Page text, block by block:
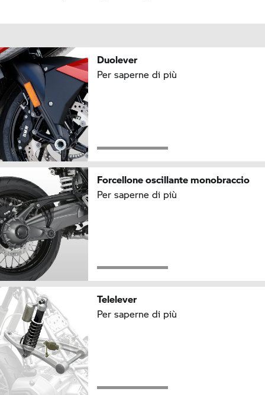
Duolever
Per saperne di più
Forcellone oscillante monobraccio
Per saperne di più
Telelever
Per saperne di più